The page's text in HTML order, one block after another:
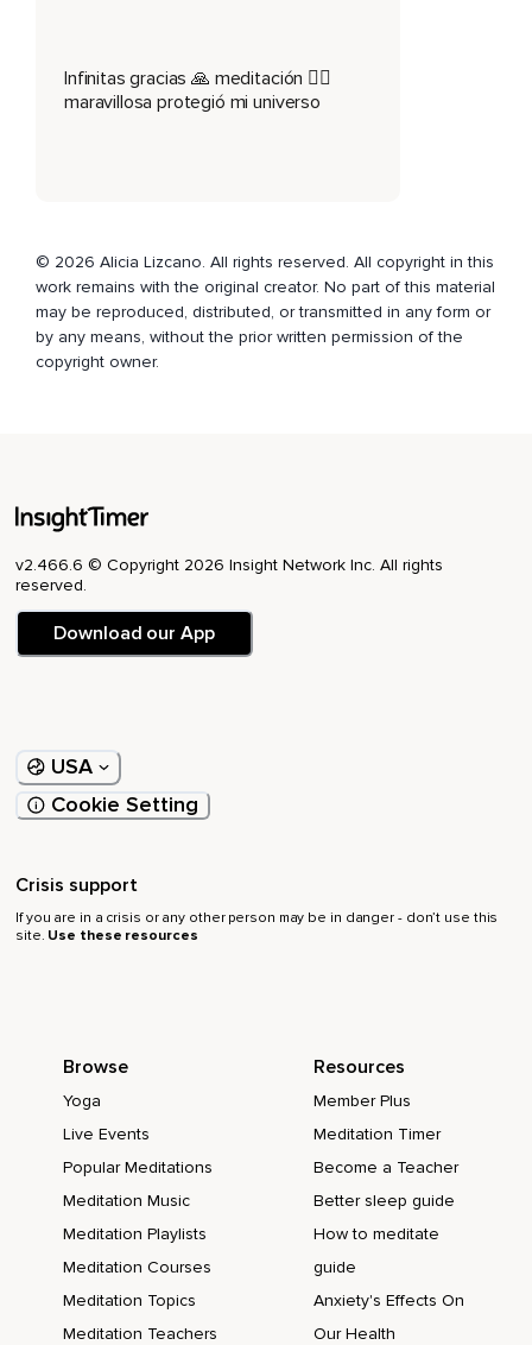
El arcángel Zaquiel,
Que nos conecta con la abundancia del universo para saber
que todo está dado para nosotros.
El arcángel Rafael,
Que nos regala sanación.
O puedes invocar al arcángel Metatron,
Que te conecta con tu niño interior y con el tiempo
perfecto.
Así que puedes pedir la asistencia de cualquiera de los
Agradecer a tu energía,
Agradecer a los ángeles y pedir que se mantenga allí esta
protección,
Y puedes hacer esta visualización en cualquier momento
Lo importante es que sepas que en este espacio sólo va a
Así que agradece con mucho amor esta contención de
Luego puedes abrir tus ojos y así los mantengas abiertos.
Esta pirámide se mantendrá con tu intención.
Y si sientes que pronto se ha desvanecido,
Infinitas gracias 🙏 meditación 🧘‍♀️
maravillosa protegió mi universo
© 2026 Alicia Lizcano. All rights reserved. All copyright in this
work remains with the original creator. No part of this material
may be reproduced, distributed, or transmitted in any form or
by any means, without the prior written permission of the
copyright owner.
v2.466.6 © Copyright 2026 Insight Network Inc. All rights
reserved.
Download our App
USA
Cookie Setting
Crisis support
If you are in a crisis or any other person may be in danger - don’t use this
site. Use these resources
Browse
Yoga
Live Events
Popular Meditations
Meditation Music
Meditation Playlists
Meditation Courses
Meditation Topics
Meditation Teachers
Resources
Member Plus
Meditation Timer
Become a Teacher
Better sleep guide
How to meditate
guide
Anxiety's Effects On
Our Health